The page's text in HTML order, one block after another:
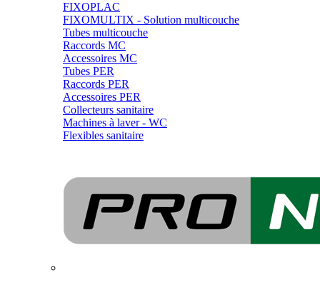
FIXOPLAC
FIXOMULTIX - Solution multicouche
Tubes multicouche
Raccords MC
Accessoires MC
Tubes PER
Raccords PER
Accessoires PER
Collecteurs sanitaire
Machines à laver - WC
Flexibles sanitaire